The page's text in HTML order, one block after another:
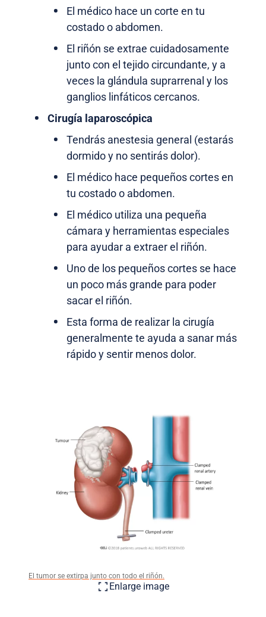
El médico hace un corte en tu
costado o abdomen.
El riñón se extrae cuidadosamente
junto con el tejido circundante, y a
veces la glándula suprarrenal y los
ganglios linfáticos cercanos.
Cirugía laparoscópica
Tendrás anestesia general (estarás
dormido y no sentirás dolor).
El médico hace pequeños cortes en
tu costado o abdomen.
El médico utiliza una pequeña
cámara y herramientas especiales
para ayudar a extraer el riñón.
Uno de los pequeños cortes se hace
un poco más grande para poder
sacar el riñón.
Esta forma de realizar la cirugía
generalmente te ayuda a sanar más
rápido y sentir menos dolor.
El tumor se extirpa junto con todo el riñón.
Enlarge image